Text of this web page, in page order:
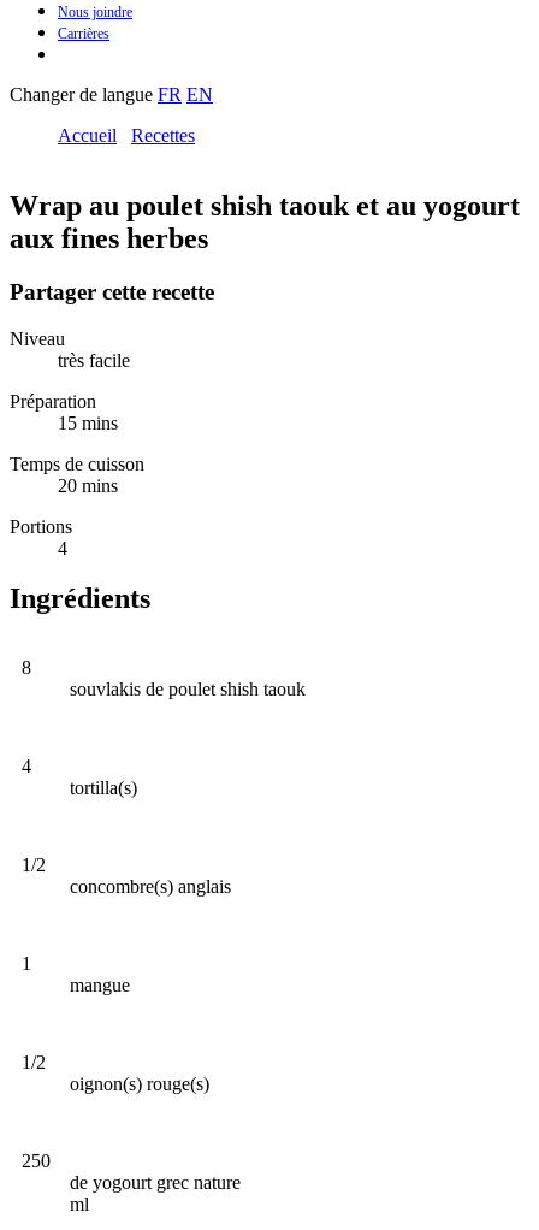
Nous joindre
Carrières
Changer de langue FR EN
Accueil
Recettes
Wrap au poulet shish taouk et au yogourt
aux fines herbes
Partager cette recette
Niveau
très facile
Préparation
15 mins
Temps de cuisson
20 mins
Portions
4
Ingrédients
8
souvlakis de poulet shish taouk
4
tortilla(s)
1/2
concombre(s) anglais
1
mangue
1/2
oignon(s) rouge(s)
250
de yogourt grec nature
ml